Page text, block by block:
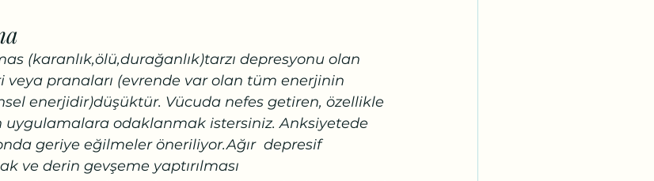
(karanlık,ölü,durağanlık)tarzı depresyonu olan
veya pranaları (evrende var olan tüm enerjinin
enerjidir)düşüktür. Vücuda nefes getiren, özellikle
odaklanmak istersiniz. Anksiyetede
geriye eğilmeler öneriliyor.Ağır  depresif
ve derin gevşeme yaptırılması